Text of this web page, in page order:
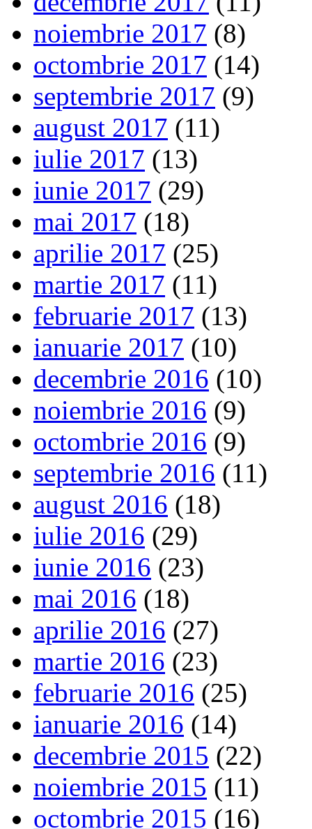
noiembrie 2017 (8)
octombrie 2017 (14)
septembrie 2017 (9)
august 2017 (11)
iulie 2017 (13)
iunie 2017 (29)
mai 2017 (18)
aprilie 2017 (25)
martie 2017 (11)
februarie 2017 (13)
ianuarie 2017 (10)
decembrie 2016 (10)
noiembrie 2016 (9)
octombrie 2016 (9)
septembrie 2016 (11)
august 2016 (18)
iulie 2016 (29)
iunie 2016 (23)
mai 2016 (18)
aprilie 2016 (27)
martie 2016 (23)
februarie 2016 (25)
ianuarie 2016 (14)
decembrie 2015 (22)
noiembrie 2015 (11)
octombrie 2015 (16)